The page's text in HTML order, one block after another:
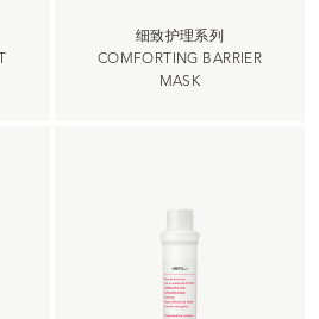
细致护理系列
COMFORTING BARRIER
MASK